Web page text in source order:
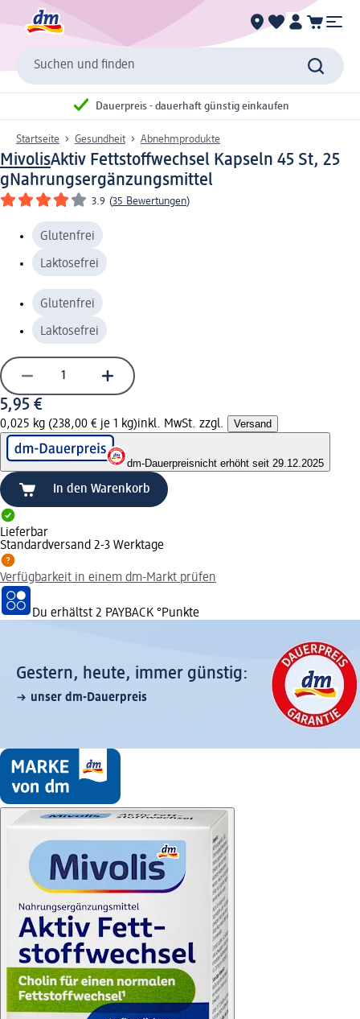
Suchen und finden
Dauerpreis - dauerhaft günstig einkaufen
Startseite Gesundheit Abnehmprodukte
MivolisAktiv Fettstoffwechsel Kapseln 45 St, 25
gNahrungsergänzungsmittel
3.9 (35 Bewertungen)
Glutenfrei
Laktosefrei
Glutenfrei
Laktosefrei
5,95 €
0,025 kg (238,00 € je 1 kg)inkl. MwSt. zzgl. Versand
dm-Dauerpreisnicht erhöht seit 29.12.2025
In den Warenkorb
Lieferbar
Standardversand 2-3 Werktage
Verfügbarkeit in einem dm-Markt prüfen
Du erhältst 2 PAYBACK °Punkte
Gestern, heute, immer günstig:
unser dm-Dauerpreis